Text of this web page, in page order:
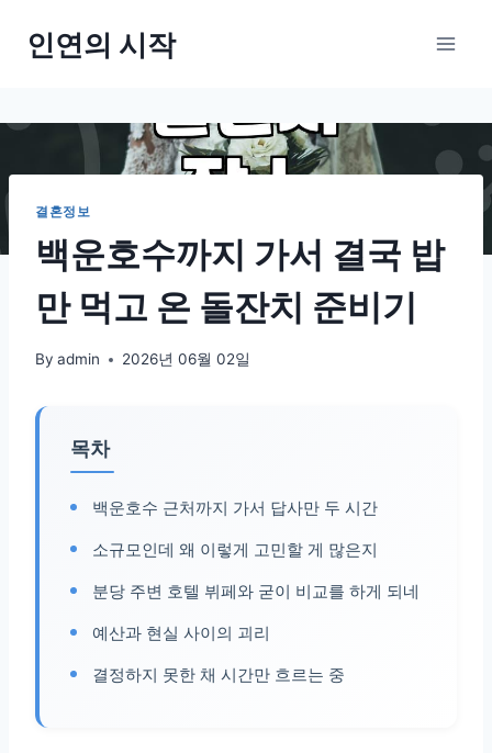
인연의 시작
결혼정보
백운호수까지 가서 결국 밥
만 먹고 온 돌잔치 준비기
By admin 2026년 06월 02일
목차
백운호수 근처까지 가서 답사만 두 시간
소규모인데 왜 이렇게 고민할 게 많은지
분당 주변 호텔 뷔페와 굳이 비교를 하게 되네
예산과 현실 사이의 괴리
결정하지 못한 채 시간만 흐르는 중